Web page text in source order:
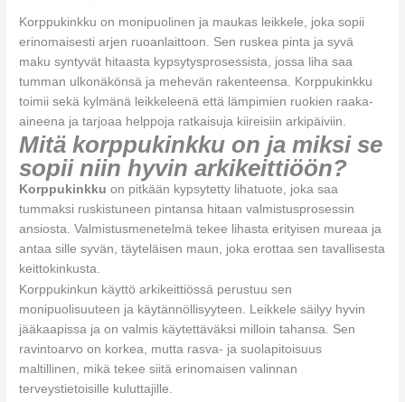
Korppukinkku on monipuolinen ja maukas leikkele, joka sopii
erinomaisesti arjen ruoanlaittoon. Sen ruskea pinta ja syvä
maku syntyvät hitaasta kypsytysprosessista, jossa liha saa
tumman ulkonäkönsä ja mehevän rakenteensa. Korppukinkku
toimii sekä kylmänä leikkeleenä että lämpimien ruokien raaka-
aineena ja tarjoaa helppoja ratkaisuja kiireisiin arkipäiviin.
Mitä korppukinkku on ja miksi se
sopii niin hyvin arkikeittiöön?
Korppukinkku on pitkään kypsytetty lihatuote, joka saa
tummaksi ruskistuneen pintansa hitaan valmistusprosessin
ansiosta. Valmistusmenetelmä tekee lihasta erityisen mureaa ja
antaa sille syvän, täyteläisen maun, joka erottaa sen tavallisesta
keittokinkusta.
Korppukinkun käyttö arkikeittiössä perustuu sen
monipuolisuuteen ja käytännöllisyyteen. Leikkele säilyy hyvin
jääkaapissa ja on valmis käytettäväksi milloin tahansa. Sen
ravintoarvo on korkea, mutta rasva- ja suolapitoisuus
maltillinen, mikä tekee siitä erinomaisen valinnan
terveystietoisille kuluttajille.